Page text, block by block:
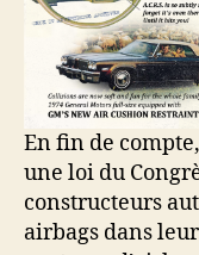
En fin de
une loi du
constructeurs
airbags dans